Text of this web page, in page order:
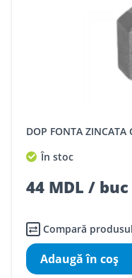
DOP FONTA ZINCATA
În stoc
44 MDL / buc
Compară produsul
Adaugă în coş